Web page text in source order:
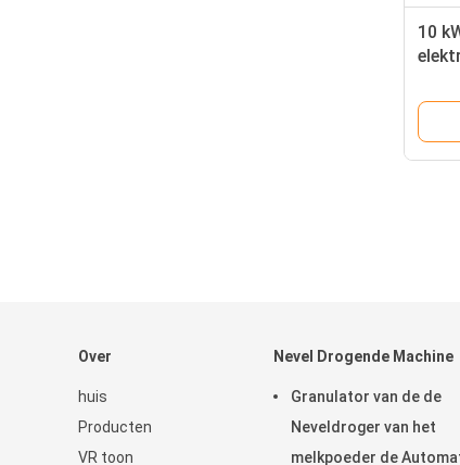
10
Over
huis
Producten
VR toon
Nevel Drogende Machine
Granulator van de de
Neveldroger van het
melkpoeder de